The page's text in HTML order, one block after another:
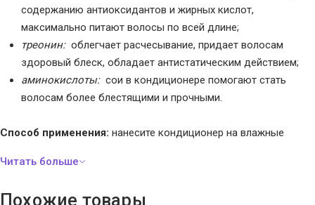
содержанию антиоксидантов и жирных кислот,
максимально питают волосы по всей длине;
треонин:облегчает расчесывание, придает волосам
здоровый блеск, обладает антистатическим действием;
аминокислоты:сои в кондиционере помогают стать
волосам более блестящими и прочными.
Способ применения: нанесите кондиционер на влажные
Похожие товары